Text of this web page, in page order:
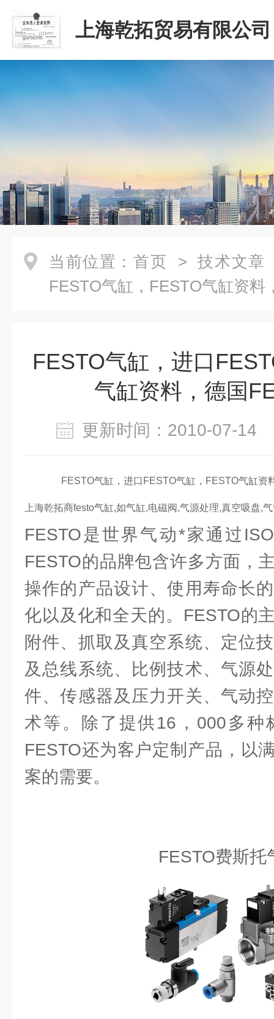
上海乾拓贸易有限公司
当前位置： 首页 > 技术文章
FESTO气缸，FESTO气缸资料
FESTO气缸，进口
气缸资料，德国
更新时间：2010-07-
FESTO气缸，进口FESTO气缸，FESTO气缸资
上海乾拓商festo气缸,如气缸,电磁阀,气源处理,真空吸盘,
FESTO是世界气动*家通过
FESTO的品牌包含许多方面，
操作的产品设计、使用寿命长
化以及化和全天的。FESTO的
附件、抓取及真空系统、定位
及总线系统、比例技术、气源
件、传感器及压力开关、气动
术等。除了提供16，000多种
FESTO还为客户定制产品，以
案的需要。
FESTO费斯托